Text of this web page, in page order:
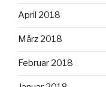
April 2018
März 2018
Februar 2018